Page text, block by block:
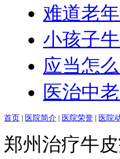
难道老
小孩子
应当怎
医治中
首页 | 医院简介 | 医院荣誉 | 医院
郑州治疗牛